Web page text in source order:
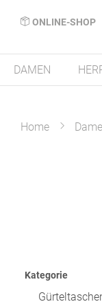
ONLINE-SHOP
DAMEN
Home
Kategorie